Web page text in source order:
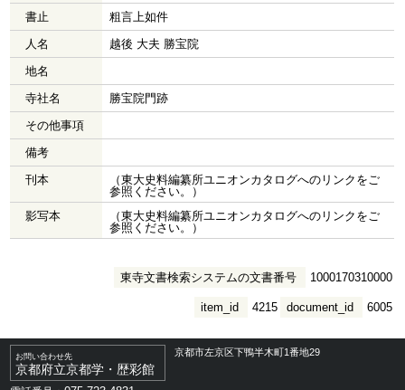
書止
粗言上如件
人名
越後 大夫 勝宝院
地名
寺社名
勝宝院門跡
その他事項
備考
刊本
（東大史料編纂所ユニオンカタログへのリンクをご
参照ください。）
影写本
（東大史料編纂所ユニオンカタログへのリンクをご
参照ください。）
東寺文書検索システムの文書番号 1000170310000
document_id 6005
item_id 4215
お問い合わせ先
京都府立京都学・歴彩館
京都市左京区下鴨半木町1番地29